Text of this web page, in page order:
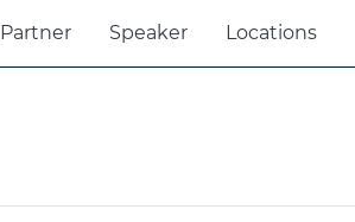
Partner Speaker Locations